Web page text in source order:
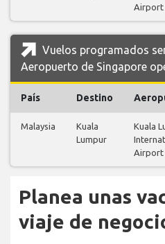
Airport
Vuelos programados
Aeropuerto de Singapore
País Destino
Malaysia
Kuala
Lumpur
Kuala
Airport
Planea unas
viaje de